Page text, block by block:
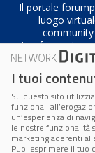
Il portale
luogo
trasformazione
Codice Fiscale/
I tuoi
Su questo sito
funzionali
un’esperienza di
le nostre funzionalità
marketing aderenti
Puoi esprimere il tuo